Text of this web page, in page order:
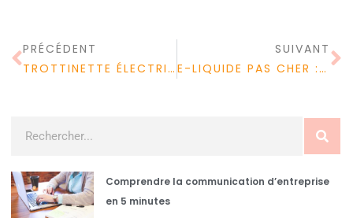
PRÉCÉDENT
TROTTINETTE ÉLECTRIQUE : QUEL EST L’ÂGE LÉGAL POUR LA CONDUIRE ?
SUIVANT
E-LIQUIDE PAS CHER : QUELS SONT LES KITS D’E-LIQUIDE PAS CHER ?
Comprendre la communication d’entreprise
en 5 minutes